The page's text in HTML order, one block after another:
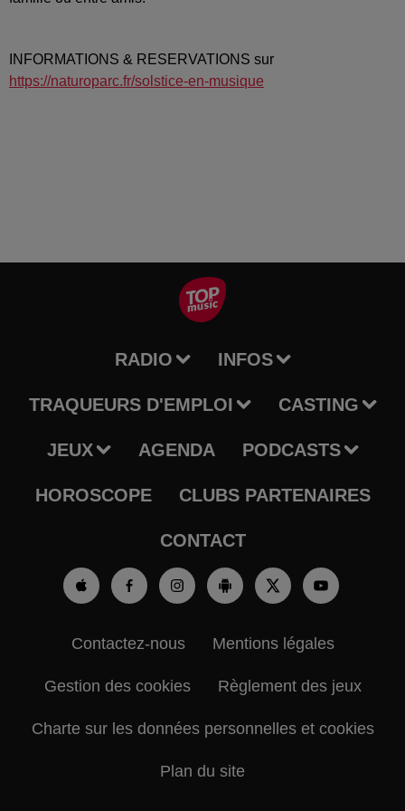
INFORMATIONS & RESERVATIONS sur
https://naturoparc.fr/solstice-en-musique
RADIO INFOS
TRAQUEURS D'EMPLOI CASTING
JEUX AGENDA PODCASTS
HOROSCOPE CLUBS PARTENAIRES
CONTACT
Contactez-nous Mentions légales
Gestion des cookies Règlement des jeux
Charte sur les données personnelles et cookies
Plan du site